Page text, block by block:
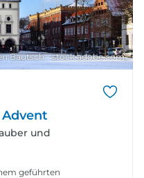
Bautsch - stock.adobe.com
und
geführten